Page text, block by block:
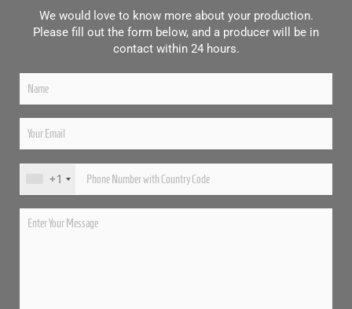
We would love to know more about your production.
Please fill out the form below, and a producer will be in
contact within 24 hours.
+1